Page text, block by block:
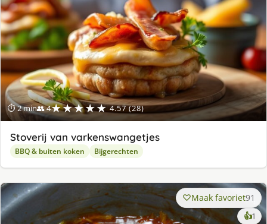
⏱ 2 min👥 4★★★★★ 4.57 (28)
Stoverij van varkenswangetjes
BBQ & buiten koken Bijgerechten
Maak favoriet91
👍1